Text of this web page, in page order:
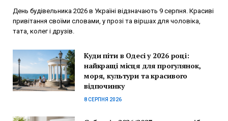
День будівельника 2026 в Україні відзначають 9 серпня. Красиві
привітання своїми словами, у прозі та віршах для чоловіка,
тата, колег і друзів.
Куди піти в Одесі у 2026 році:
найкращі місця для прогулянок,
моря, культури та красивого
відпочинку
8 СЕРПНЯ 2026